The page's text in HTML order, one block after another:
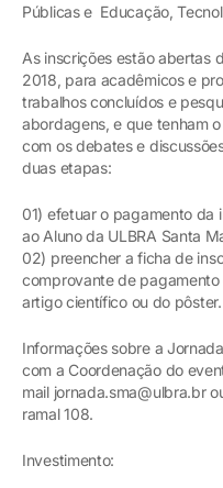
Públicas e Educação,
As inscrições estão abertas
2018, para acadêmicos e
trabalhos concluídos e
abordagens, e que tenham
com os debates e
duas etapas:
01) efetuar o pagamento da
ao Aluno da ULBRA Santa
02) preencher a ficha de
comprovante de
artigo científico ou do pôster.
Informações sobre a
com a Coordenação do
mail jornada.sma@ulbra.br
ramal 108.